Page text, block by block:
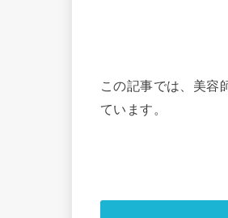
この記事では、美容
ています。